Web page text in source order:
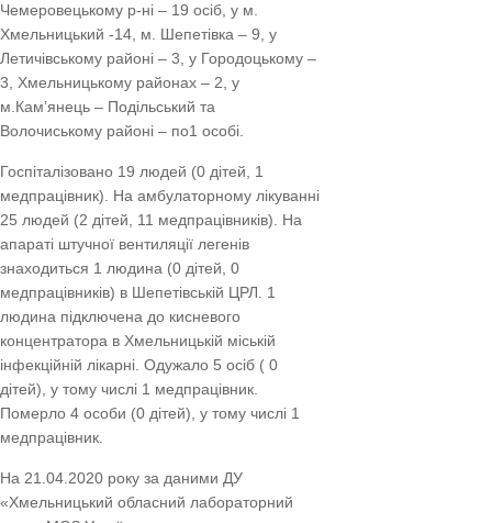
Чемеровецькому р-ні – 19 осіб, у м.
Хмельницький -14, м. Шепетівка – 9, у
Летичівському районі – 3, у Городоцькому –
3, Хмельницькому районах – 2, у
м.Кам’янець – Подільський та
Волочиському районі – по1 особі.
Госпіталізовано 19 людей (0 дітей, 1
медпрацівник). На амбулаторному лікуванні
25 людей (2 дітей, 11 медпрацівників). На
апараті штучної вентиляції легенів
знаходиться 1 людина (0 дітей, 0
медпрацівників) в Шепетівській ЦРЛ. 1
людина підключена до кисневого
концентратора в Хмельницькій міській
інфекційній лікарні. Одужало 5 осіб ( 0
дітей), у тому числі 1 медпрацівник.
Померло 4 особи (0 дітей), у тому числі 1
медпрацівник.
На 21.04.2020 року за даними ДУ
«Хмельницький обласний лабораторний